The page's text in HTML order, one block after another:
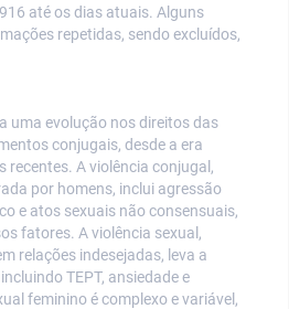
até os dias atuais. Alguns
repetidas, sendo excluídos,
uma evolução nos direitos das
conjugais, desde a era
recentes. A violência conjugal,
por homens, inclui agressão
e atos sexuais não consensuais,
fatores. A violência sexual,
relações indesejadas, leva a
TEPT, ansiedade e
feminino é complexo e variável,